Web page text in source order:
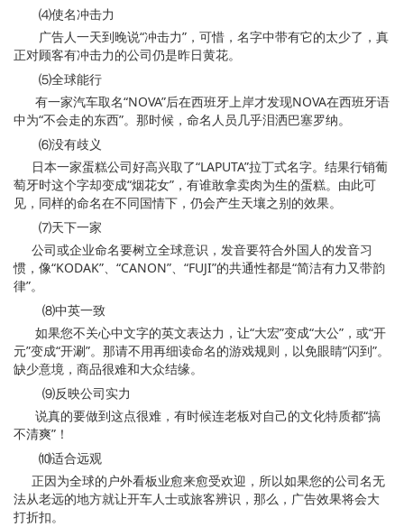
⑷使名冲击力
广告人一天到晚说“冲击力”，可惜，名字中带有它的太少了，真
正对顾客有冲击力的公司仍是昨日黄花。
⑸全球能行
有一家汽车取名“NOVA”后在西班牙上岸才发现NOVA在西班牙语
中为“不会走的东西”。那时候，命名人员几乎泪洒巴塞罗纳。
⑹没有歧义
日本一家蛋糕公司好高兴取了“LAPUTA”拉丁式名字。结果行销葡
萄牙时这个字却变成“烟花女”，有谁敢拿卖肉为生的蛋糕。由此可
见，同样的命名在不同国情下，仍会产生天壤之别的效果。
⑺天下一家
公司或企业命名要树立全球意识，发音要符合外国人的发音习
惯，像“KODAK”、“CANON”、“FUJI”的共通性都是“简洁有力又带韵
律”。
⑻中英一致
如果您不关心中文字的英文表达力，让“大宏”变成“大公”，或“开
元”变成“开涮”。那请不用再细读命名的游戏规则，以免眼睛“闪到”。
缺少意境，商品很难和大众结缘。
⑼反映公司实力
说真的要做到这点很难，有时候连老板对自己的文化特质都“搞
不清爽”！
⑽适合远观
正因为全球的户外看板业愈来愈受欢迎，所以如果您的公司名无
法从老远的地方就让开车人士或旅客辨识，那么，广告效果将会大
打折扣。